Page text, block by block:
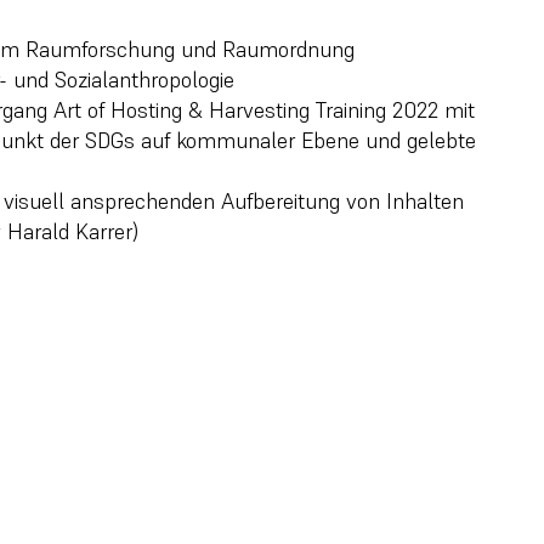
Raumforschung und Raumordnung
Sozialanthropologie
Art of Hosting & Harvesting Training 2022 mit
der SDGs auf kommunaler Ebene und gelebte
ansprechenden Aufbereitung von Inhalten
Karrer)